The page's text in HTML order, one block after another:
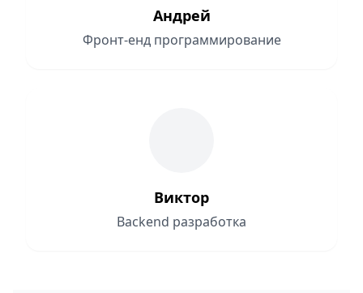
Андрей
Фронт-енд программирование
Виктор
Backend разработка